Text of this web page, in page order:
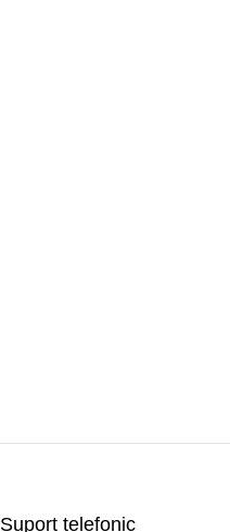
Suport telefonic